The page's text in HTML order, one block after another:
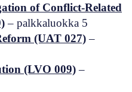
of Conflict-Related
– palkkaluokka 5
(UAT 027)–
(LVO 009)–